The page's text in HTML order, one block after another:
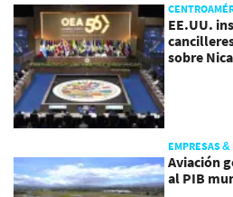
EE.UU.
sobre
EMPRESAS
Aviación
al PIB